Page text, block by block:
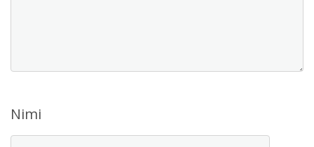
Nimi